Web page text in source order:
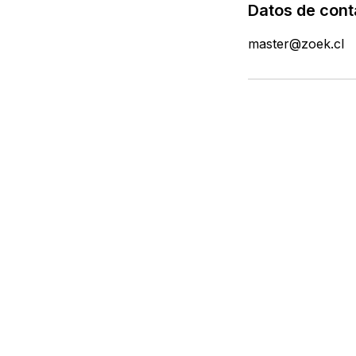
Datos de
master@zoek.cl